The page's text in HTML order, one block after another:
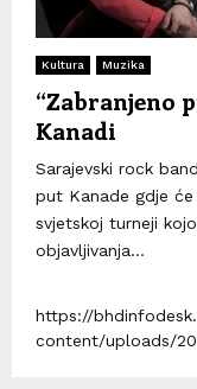
Kultura Muzika
“Zabranjeno
Kanadi
Sarajevski rock
put Kanade gdje
svjetskoj turneji
objavljivanja...
https://
content/uploads/